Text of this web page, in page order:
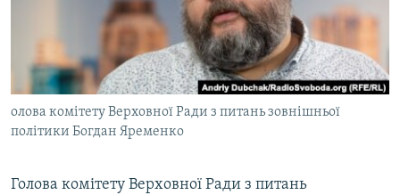
СВІДЧЕННЯ ОКУПАЦІЇ
УКРАЇНСЬКА ПРОБЛЕМА КРИМУ
ІНФОГРАФІКА
Qırımtatar
ДОЛУЧАЙСЯ!
олова комітету Верховної Ради з питань зовнішньої
політики Богдан Яременко
Голова комітету Верховної Ради з питань